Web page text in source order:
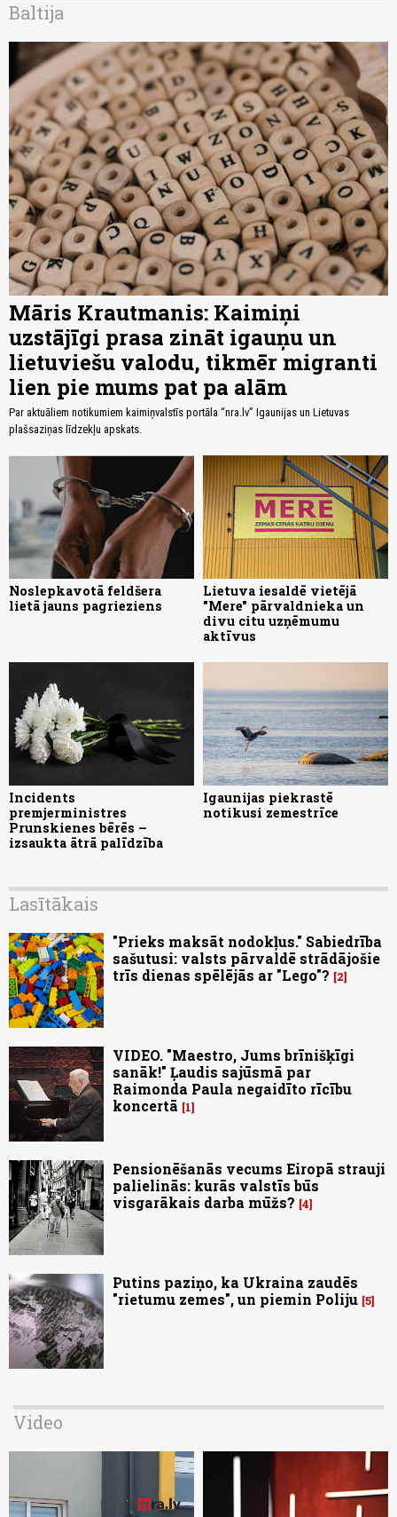
Baltija
Māris Krautmanis: Kaimiņi
uzstājīgi prasa zināt igauņu un
lietuviešu valodu, tikmēr migranti
lien pie mums pat pa alām
Par aktuāliem notikumiem kaimiņvalstīs portāla “nra.lv” Igaunijas un Lietuvas
plašsaziņas līdzekļu apskats.
Noslepkavotā feldšera
lietā jauns pagrieziens
Lietuva iesaldē vietējā
"Mere" pārvaldnieka un
divu citu uzņēmumu
aktīvus
Incidents
premjerministres
Prunskienes bērēs –
izsaukta ātrā palīdzība
Igaunijas piekrastē
notikusi zemestrīce
Lasītākais
"Prieks maksāt nodokļus." Sabiedrība
sašutusi: valsts pārvaldē strādājošie
trīs dienas spēlējās ar "Lego"?
2
VIDEO. "Maestro, Jums brīnišķīgi
sanāk!" Ļaudis sajūsmā par
Raimonda Paula negaidīto rīcību
koncertā
1
Pensionēšanās vecums Eiropā strauji
palielinās: kurās valstīs būs
visgarākais darba mūžs? 4
Putins paziņo, ka Ukraina zaudēs
"rietumu zemes", un piemin Poliju 5
Video